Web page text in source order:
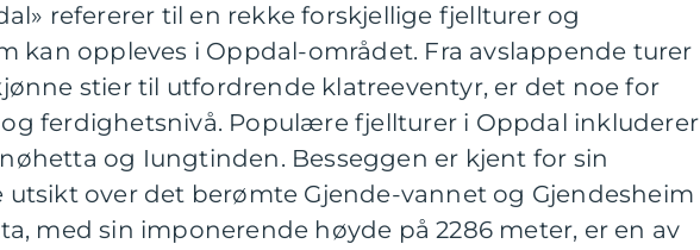
refererer til en rekke forskjellige fjellturer og
kan oppleves i Oppdal-området. Fra avslappende turer
stier til utfordrende klatreeventyr, er det noe for
ferdighetsnivå. Populære fjellturer i Oppdal inkluderer
og Iungtinden. Besseggen er kjent for sin
over det berømte Gjende-vannet og Gjendesheim
med sin imponerende høyde på 2286 meter, er en av